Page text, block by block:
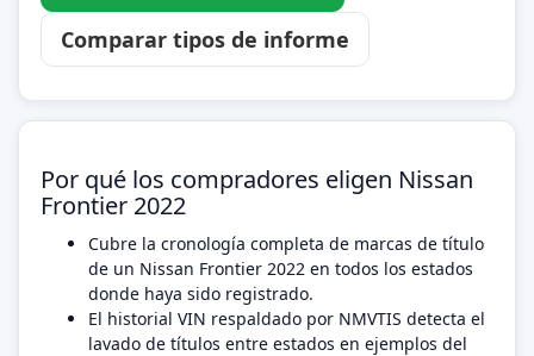
Comparar tipos de informe
Por qué los compradores eligen Nissan
Frontier 2022
Cubre la cronología completa de marcas de título
de un Nissan Frontier 2022 en todos los estados
donde haya sido registrado.
El historial VIN respaldado por NMVTIS detecta el
lavado de títulos entre estados en ejemplos del